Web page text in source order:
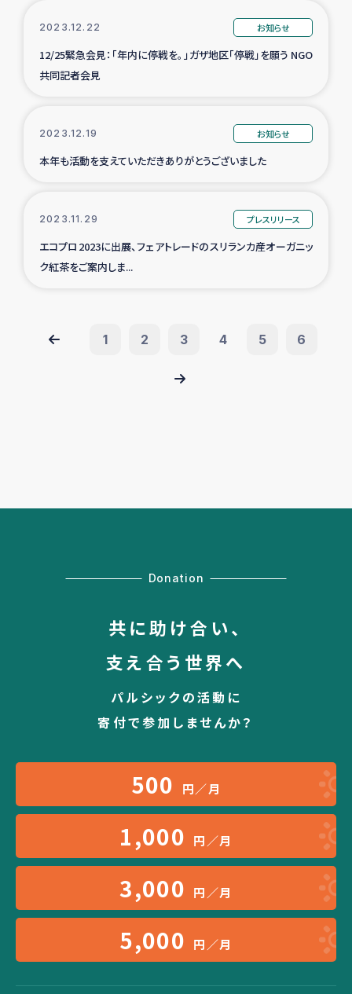
2023.12.22 お知らせ
12/25緊急会見：「年内に停戦を。」ガザ地区「停戦」を願う NGO
共同記者会見
2023.12.19 お知らせ
本年も活動を支えていただきありがとうございました
2023.11.29 プレスリリース
エコプロ2023に出展、フェアトレードのスリランカ産オーガニッ
ク紅茶をご案内しま...
1 2 3 4 5 6
Donation
共に助け合い、
支え合う世界へ
パルシックの活動に
寄付で参加しませんか？
500 円／月
1,000 円／月
3,000 円／月
5,000 円／月